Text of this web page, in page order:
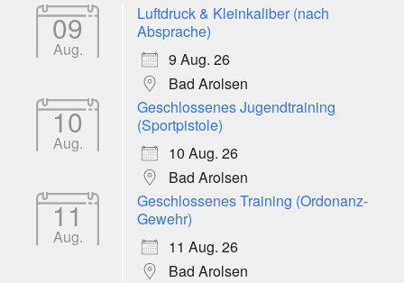
09
Aug.
Luftdruck & Kleinkaliber (nach
Absprache)
9 Aug. 26
Bad Arolsen
10
Aug.
Geschlossenes Jugendtraining
(Sportpistole)
10 Aug. 26
Bad Arolsen
11
Aug.
Geschlossenes Training (Ordonanz-
Gewehr)
11 Aug. 26
Bad Arolsen